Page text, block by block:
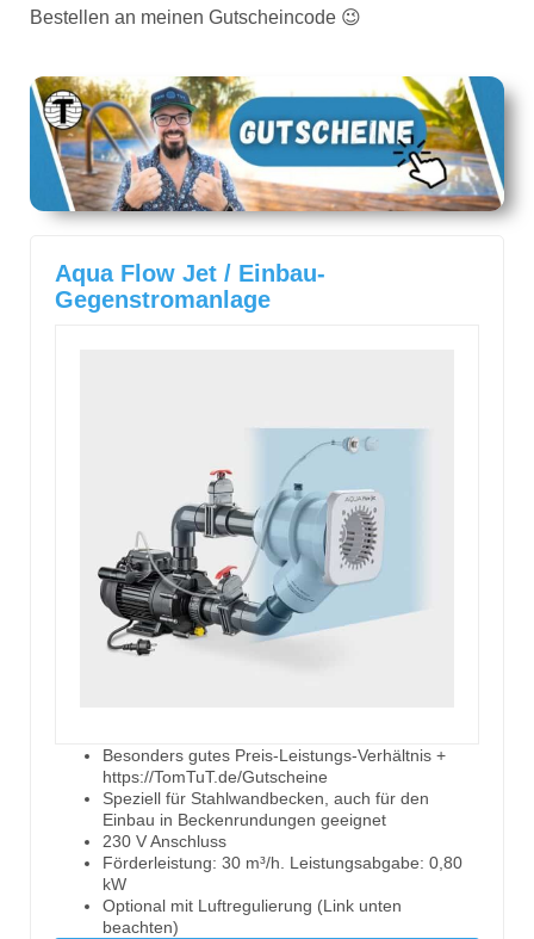
Bestellen an meinen Gutscheincode 😉
Aqua Flow Jet / Einbau-
Gegenstromanlage
Besonders gutes Preis-Leistungs-Verhältnis +
https://TomTuT.de/Gutscheine
Speziell für Stahlwandbecken, auch für den
Einbau in Beckenrundungen geeignet
230 V Anschluss
Förderleistung: 30 m³/h. Leistungsabgabe: 0,80
kW
Optional mit Luftregulierung (Link unten
beachten)